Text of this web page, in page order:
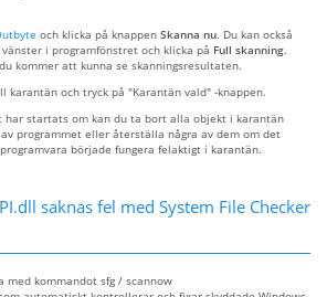
och klicka på knappen Skanna nu. Du kan också
i programfönstret och klicka på Full skanning.
kommer att kunna se skanningsresultaten.
karantän och tryck på "Karantän vald" -knappen.
har startats om kan du ta bort alla objekt i karantän
programmet eller återställa några av dem om det
började fungera felaktigt i karantän.
saknas fel med System File Checker
med kommandot sfg / scannow